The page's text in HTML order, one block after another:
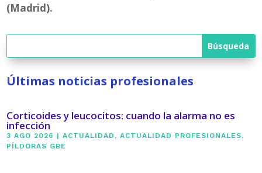
(Madrid).
Últimas noticias profesionales
Corticoides y leucocitos: cuando la alarma no es
infección
3 AGO 2026 |ACTUALIDAD ,ACTUALIDAD PROFESIONALES,
PÍLDORAS GBE